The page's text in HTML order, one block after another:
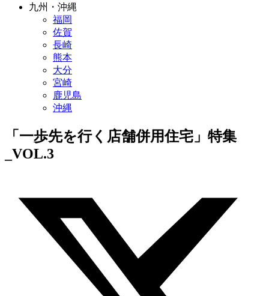
九州・沖縄
福岡
佐賀
長崎
熊本
大分
宮崎
鹿児島
沖縄
「一歩先を行く店舗併用住宅」特集
_VOL.3